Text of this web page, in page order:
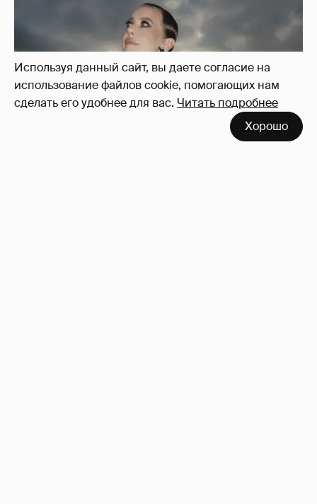
Используя данный сайт, вы даете согласие на
использование файлов cookie, помогающих нам
сделать его удобнее для вас. Читать подробнее
Хорошо